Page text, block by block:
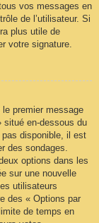
vos messages en
de l’utilisateur. Si
plus utile de
votre signature.
le premier message
situé en-dessous du
disponible, il est
des sondages.
options dans les
sur une nouvelle
utilisateurs
des « Options par
de temps en